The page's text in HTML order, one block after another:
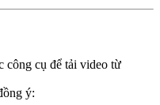
công cụ để tải video từ
ý: